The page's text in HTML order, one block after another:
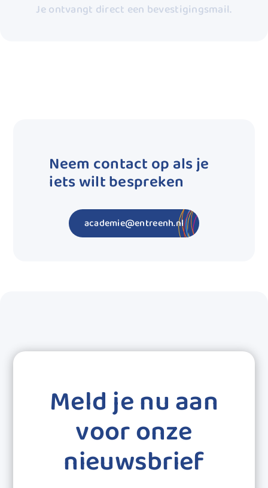
Je ontvangt direct een bevestigingsmail.
Neem contact op als je
iets wilt bespreken
academie@entreenh.nl
Meld je nu aan
voor onze
nieuwsbrief